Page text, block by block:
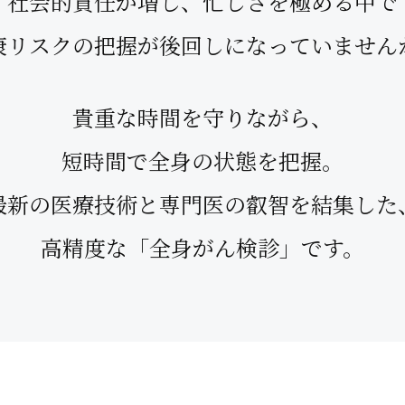
リスクの把握が後回しになっていません
貴重な時間を守りながら、
短時間で全身の状態を把握。
新の医療技術と専門医の叡智を結集した
高精度な「全身がん検診」です。